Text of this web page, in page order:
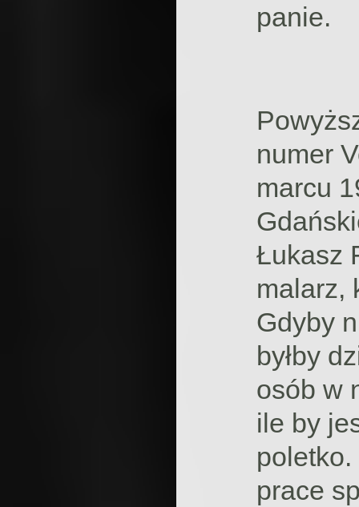
panie.
numer
marcu
Łukasz
malarz,
Gdyby
byłby
osób w
ile by
prace